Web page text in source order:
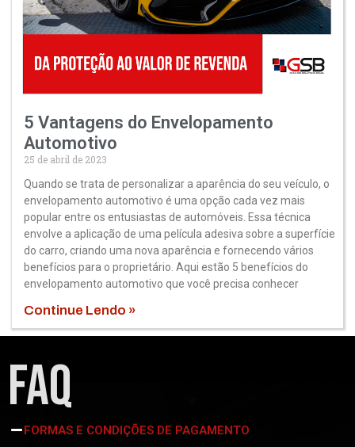
5 Vantagens do Envelopamento
Automotivo
25 de abril de 2023
Quando se trata de personalizar a aparência do seu veículo, o
envelopamento automotivo é uma opção cada vez mais
popular entre os entusiastas de automóveis. Essa técnica
envolve a aplicação de uma película adesiva sobre a superfície
do carro, criando uma nova aparência e fornecendo vários
benefícios para o proprietário. Aqui estão 5 benefícios do
envelopamento automotivo que você precisa conhecer
Continue Lendo »
FAQ
FORMAS E CONDIÇÕES DE PAGAMENTO